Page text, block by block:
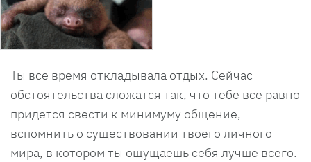
Ты все время откладывала отдых. Сейчас
обстоятельства сложатся так, что тебе все равно
придется свести к минимуму общение,
вспомнить о существовании твоего личного
мира, в котором ты ощущаешь себя лучше всего.